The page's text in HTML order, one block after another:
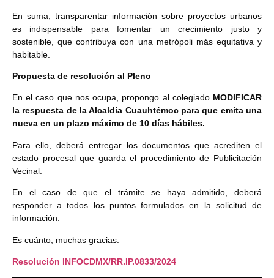
En suma, transparentar información sobre proyectos urbanos
es indispensable para fomentar un crecimiento justo y
sostenible, que contribuya con una metrópoli más equitativa y
habitable.
Propuesta de resolución al Pleno
En el caso que nos ocupa, propongo al colegiado MODIFICAR
la respuesta de la Alcaldía Cuauhtémoc para que emita una
nueva en un plazo máximo de 10 días hábiles.
Para ello, deberá entregar los documentos que acrediten el
estado procesal que guarda el procedimiento de Publicitación
Vecinal.
En el caso de que el trámite se haya admitido, deberá
responder a todos los puntos formulados en la solicitud de
información.
Es cuánto, muchas gracias.
Resolución INFOCDMX/RR.IP.0833/2024